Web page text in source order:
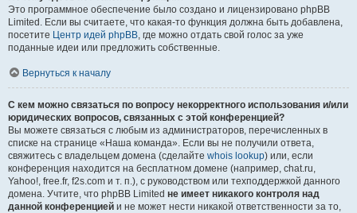
Это программное обеспечение было создано и лицензировано phpBB
Limited. Если вы считаете, что какая-то функция должна быть добавлена,
посетите Центр идей phpBB, где можно отдать свой голос за уже
поданные идеи или предложить собственные.
Вернуться к началу
С кем можно связаться по вопросу некорректного использования и/или
юридических вопросов, связанных с этой конференцией?
Вы можете связаться с любым из администраторов, перечисленных в
списке на странице «Наша команда». Если вы не получили ответа,
свяжитесь с владельцем домена (сделайте whois lookup) или, если
конференция находится на бесплатном домене (например, chat.ru,
Yahoo!, free.fr, f2s.com и т. п.), с руководством или техподдержкой данного
домена. Учтите, что phpBB Limited не имеет никакого контроля над
данной конференцией и не может нести никакой ответственности за то,